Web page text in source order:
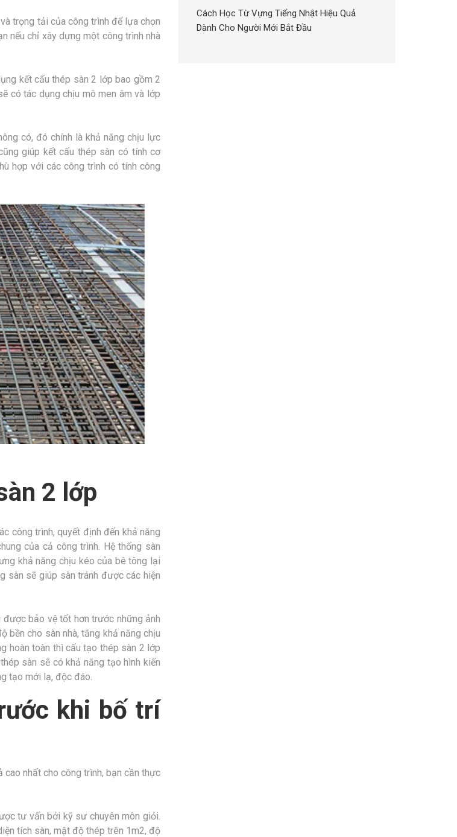
trọng tải của công trình để lựa chọn
nếu chỉ xây dựng một công trình nhà
kết cấu thép sàn 2 lớp bao gồm 2
có tác dụng chịu mô men âm và lớp
có, đó chính là khả năng chịu lực
giúp kết cấu thép sàn có tính cơ
hợp với các công trình có tính công
2 lớp
công trình, quyết định đến khả năng
của cả công trình. Hệ thống sàn
khả năng chịu kéo của bê tông lại
sàn sẽ giúp sàn tránh được các hiện
bảo vệ tốt hơn trước những ảnh
bền cho sàn nhà, tăng khả năng chịu
hoàn toàn thì cấu tạo thép sàn 2 lớp
sàn sẽ có khả năng tạo hình kiến
tạo mới lạ, độc đáo.
khi bố trí
nhất cho công trình, bạn cần thực
tư vấn bởi kỹ sư chuyên môn giỏi.
tích sàn, mật độ thép trên 1m2, độ
Cách Học Từ Vựng Tiếng Nhật Hiệu Quả
Dành Cho Người Mới Bắt Đầu